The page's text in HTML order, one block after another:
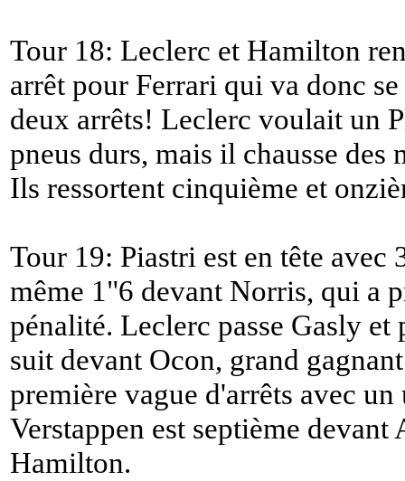
Tour 18: Leclerc et Hamilton
arrêt pour Ferrari qui va donc
deux arrêts! Leclerc voulait un
pneus durs, mais il chausse
Ils ressortent cinquième et
Tour 19: Piastri est en tête
même 1"6 devant Norris, qui a
pénalité. Leclerc passe Gasly
suit devant Ocon, grand
première vague d'arrêts avec
Verstappen est septième
Hamilton.